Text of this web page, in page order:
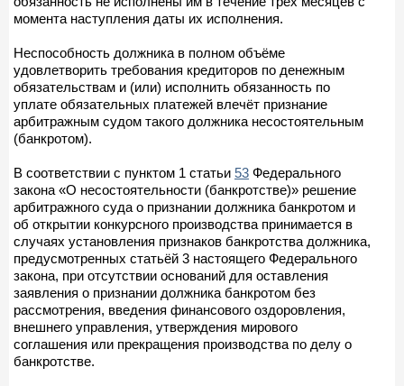
момента наступления даты их исполнения.
Неспособность должника в полном объёме
удовлетворить требования кредиторов по денежным
обязательствам и (или) исполнить обязанность по
уплате обязательных платежей влечёт признание
арбитражным судом такого должника несостоятельным
(банкротом).
В соответствии с пунктом 1 статьи 53 Федерального
закона «О несостоятельности (банкротстве)» решение
арбитражного суда о признании должника банкротом и
об открытии конкурсного производства принимается в
случаях установления признаков банкротства должника,
предусмотренных статьёй 3 настоящего Федерального
закона, при отсутствии оснований для оставления
заявления о признании должника банкротом без
рассмотрения, введения финансового оздоровления,
внешнего управления, утверждения мирового
соглашения или прекращения производства по делу о
банкротстве.